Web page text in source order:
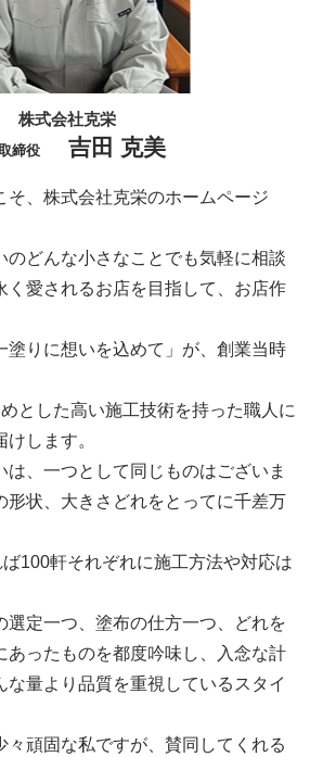
株式会社克栄
締役 吉田 克美
そ、株式会社克栄のホームページ
のどんな小さなことでも気軽に相談
く愛されるお店を目指して、お店作
塗りに想いを込めて」が、創業当時
とした高い施工技術を持った職人に
します。
は、一つとして同じものはございま
形状、大きさどれをとってに千差万
100軒それぞれに施工方法や対応は
選定一つ、塗布の仕方一つ、どれを
あったものを都度吟味し、入念な計
な量より品質を重視しているスタイ
々頑固な私ですが、賛同してくれる